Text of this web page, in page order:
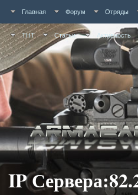
Главная Форум Отряды
ТНТ Статьи Активность
IP